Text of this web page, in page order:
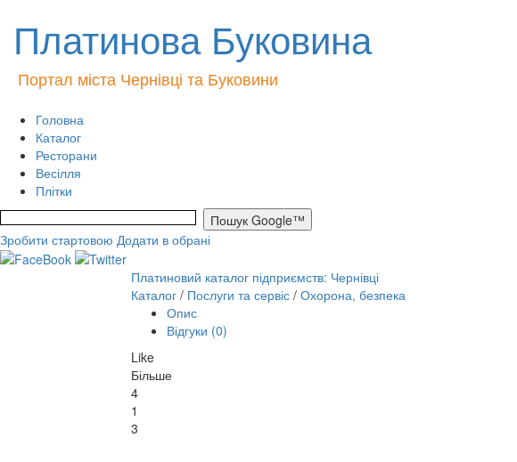
Платинова Буковина
Портал міста Чернівці та Буковини
Головна
Каталог
Ресторани
Весілля
Плітки
Зробити стартовою Додати в обрані
Платиновий каталог підприємств: Чернівці
Каталог / Послуги та сервіс / Охорона, безпека
Опис
Відгуки (0)
Like
Більше
4
1
3